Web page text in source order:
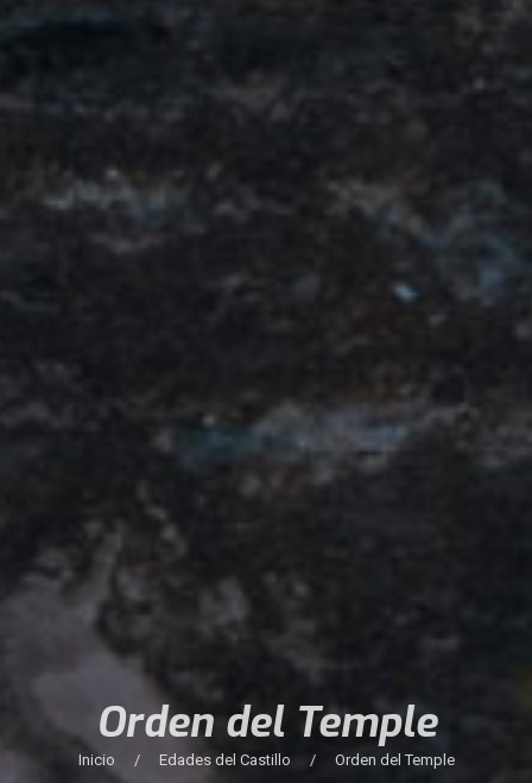
Orden del Temple
Inicio / Edades del Castillo / Orden del Temple